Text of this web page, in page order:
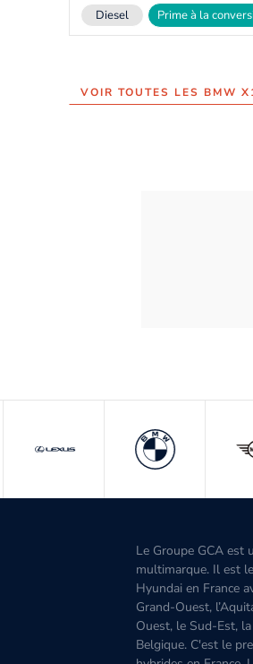
Diesel Prime à la
VOIR TOUTES LES BMW
Le Groupe GCA est
multimarque. Il est
Hyundai en France
Grand-Ouest,
Ouest, le Sud-Est,
Belgique. C'est le